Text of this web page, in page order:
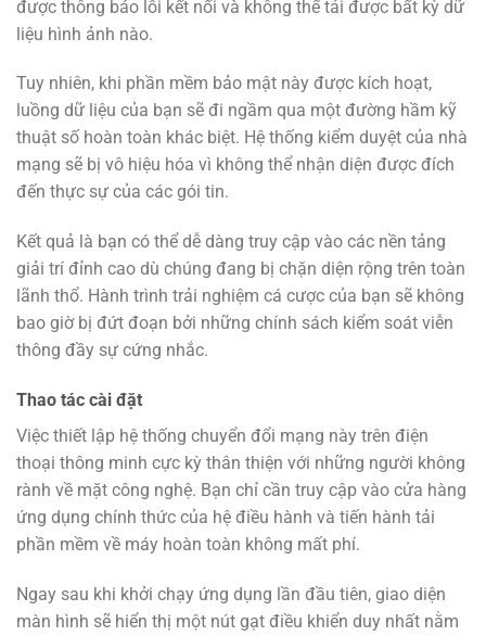
được thông báo lỗi kết nối và không thể tải được bất kỳ dữ
liệu hình ảnh nào.
Tuy nhiên, khi phần mềm bảo mật này được kích hoạt,
luồng dữ liệu của bạn sẽ đi ngầm qua một đường hầm kỹ
thuật số hoàn toàn khác biệt. Hệ thống kiểm duyệt của nhà
mạng sẽ bị vô hiệu hóa vì không thể nhận diện được đích
đến thực sự của các gói tin.
Kết quả là bạn có thể dễ dàng truy cập vào các nền tảng
giải trí đỉnh cao dù chúng đang bị chặn diện rộng trên toàn
lãnh thổ. Hành trình trải nghiệm cá cược của bạn sẽ không
bao giờ bị đứt đoạn bởi những chính sách kiểm soát viễn
thông đầy sự cứng nhắc.
Thao tác cài đặt
Việc thiết lập hệ thống chuyển đổi mạng này trên điện
thoại thông minh cực kỳ thân thiện với những người không
rành về mặt công nghệ. Bạn chỉ cần truy cập vào cửa hàng
ứng dụng chính thức của hệ điều hành và tiến hành tải
phần mềm về máy hoàn toàn không mất phí.
Ngay sau khi khởi chạy ứng dụng lần đầu tiên, giao diện
màn hình sẽ hiển thị một nút gạt điều khiển duy nhất nằm